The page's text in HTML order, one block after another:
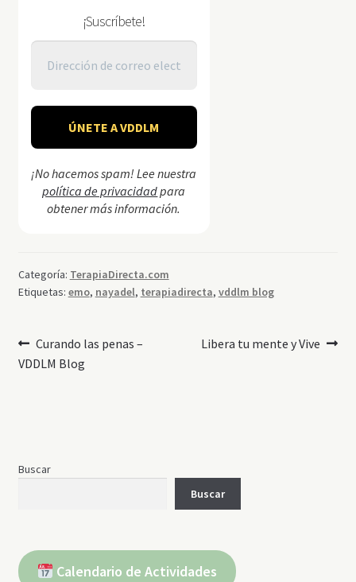
¡Suscríbete!
¡No hacemos spam! Lee nuestra
política de privacidadpara
obtener más información.
Categoría: TerapiaDirecta.com
Etiquetas: emo, nayadel, terapiadirecta, vddlm blog
Navegación
de
Anterior:
Curando las penas –
VDDLM Blog
Siguiente:
Libera tu mente y Vive
Buscar
Buscar
Calendario de Actividades